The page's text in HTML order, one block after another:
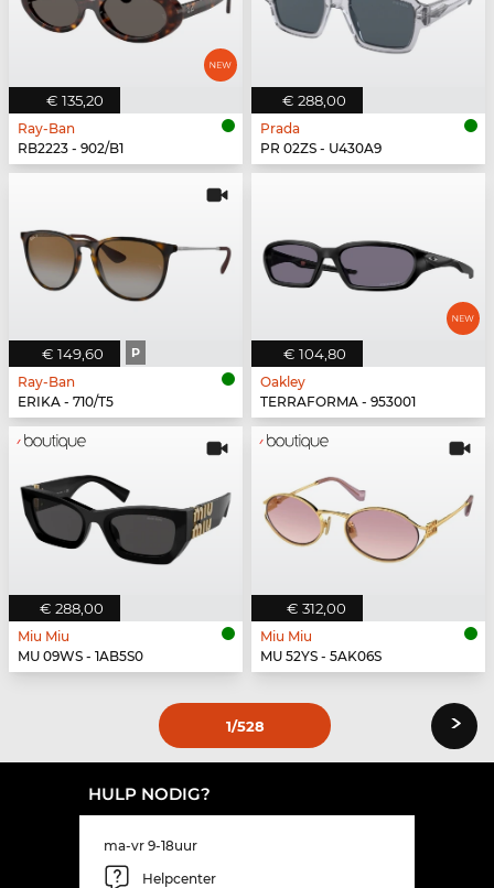
€ 135,20
Ray-Ban
RB2223 - 902/B1
€ 288,00
Prada
PR 02ZS - U430A9
€ 149,60 P
Ray-Ban
ERIKA - 710/T5
€ 104,80
Oakley
TERRAFORMA - 953001
€ 288,00
Miu Miu
MU 09WS - 1AB5S0
€ 312,00
Miu Miu
MU 52YS - 5AK06S
1/528 ›
HULP NODIG?
ma-vr 9-18uur
Helpcenter